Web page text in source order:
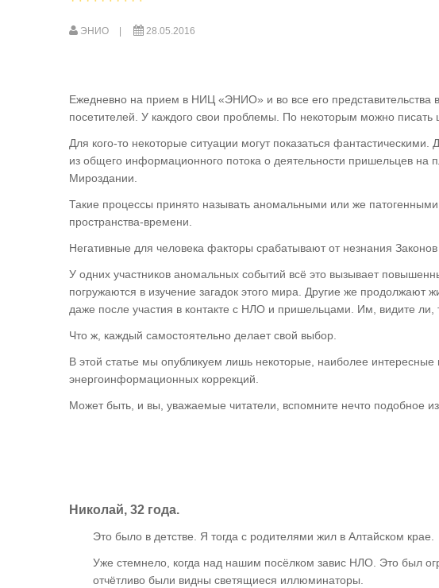
ЭНИО 28.05.2016
Ежедневно на прием в НИЦ «ЭНИО» и во все его представительства
посетителей. У каждого свои проблемы. По некоторым можно
Для кого-то некоторые ситуации могут показаться
из общего информационного потока о деятельности пришельцев
Мироздании.
Такие процессы принято называть аномальными или же
пространства-времени.
Негативные для человека факторы срабатывают от незнания
У одних участников аномальных событий всё это вызывает
погружаются в изучение загадок этого мира. Другие же продолжают
даже после участия в контакте с НЛО и пришельцами. Им, видите ли,
Что ж, каждый самостоятельно делает свой выбор.
В этой статье мы опубликуем лишь некоторые, наиболее
энергоинформационных коррекций.
Может быть, и вы, уважаемые читатели, вспомните нечто подобное
Николай, 32 года.
Это было в детстве. Я тогда с родителями жил в Алтайском крае.
Уже стемнело, когда над нашим посёлком завис НЛО. Это был
отчётливо были видны светящиеся иллюминаторы.